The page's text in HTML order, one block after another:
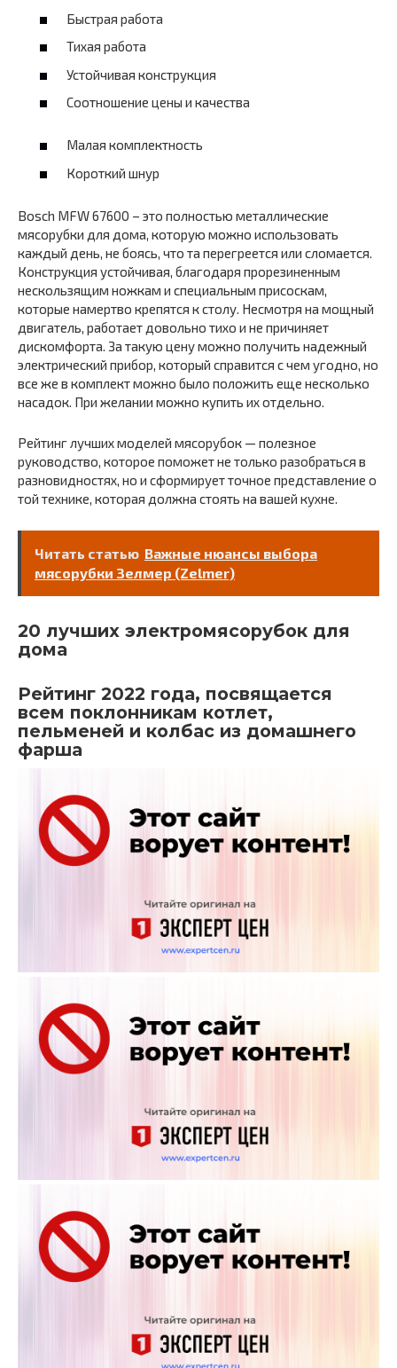
Быстрая работа
Тихая работа
Устойчивая конструкция
Соотношение цены и качества
Малая комплектность
Короткий шнур
Bosch MFW 67600 – это полностью металлические
мясорубки для дома, которую можно использовать
каждый день, не боясь, что та перегреется или сломается.
Конструкция устойчивая, благодаря прорезиненным
нескользящим ножкам и специальным присоскам,
которые намертво крепятся к столу. Несмотря на мощный
двигатель, работает довольно тихо и не причиняет
дискомфорта. За такую цену можно получить надежный
электрический прибор, который справится с чем угодно, но
все же в комплект можно было положить еще несколько
насадок. При желании можно купить их отдельно.
Рейтинг лучших моделей мясорубок — полезное
руководство, которое поможет не только разобраться в
разновидностях, но и сформирует точное представление о
той технике, которая должна стоять на вашей кухне.
Читать статью Важные нюансы выбора
мясорубки Зелмер (Zelmer)
20 лучших электромясорубок для
дома
Рейтинг 2022 года, посвящается
всем поклонникам котлет,
пельменей и колбас из домашнего
фарша